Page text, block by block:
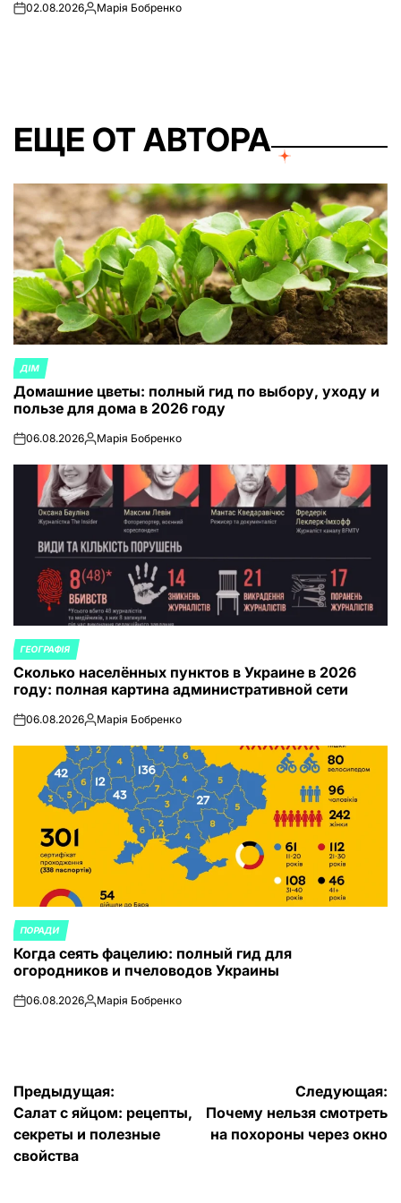
on02.08.2026Запись
Марія Бобренко
ЕЩЕ ОТ АВТОРА
ОПУБЛИКОВАНО
В
ДІМ
Домашние цветы: полный гид по выбору, уходу и
пользе для дома в 2026 году
on06.08.2026Запись
Марія Бобренко
ОПУБЛИКОВАНО
В
ГЕОГРАФІЯ
Сколько населённых пунктов в Украине в 2026
году: полная картина административной сети
on06.08.2026Запись
Марія Бобренко
ОПУБЛИКОВАНО
В
ПОРАДИ
Когда сеять фацелию: полный гид для
огородников и пчеловодов Украины
on06.08.2026Запись
Марія Бобренко
Навигация
по
записям
Предыдущая:
Салат с яйцом: рецепты,
секреты и полезные
свойства
Следующая:
Почему нельзя смотреть
на похороны через окно